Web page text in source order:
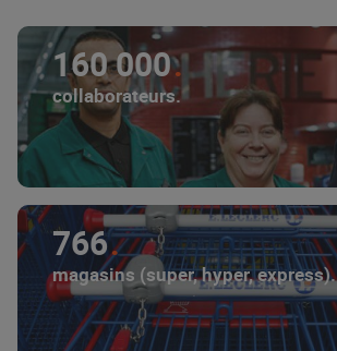
160 000
collaborateurs.
766
magasins (super, hyper, express).